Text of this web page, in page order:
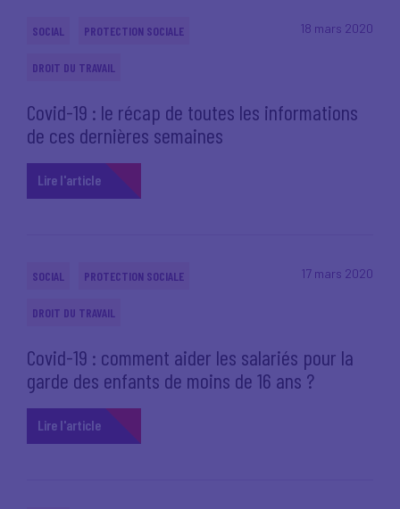
18 mars 2020
SOCIAL PROTECTION SOCIALE
DROIT DU TRAVAIL
Covid-19 : le récap de toutes les informations
de ces dernières semaines
Lire l'article
17 mars 2020
SOCIAL PROTECTION SOCIALE
DROIT DU TRAVAIL
Covid-19 : comment aider les salariés pour la
garde des enfants de moins de 16 ans ?
Lire l'article